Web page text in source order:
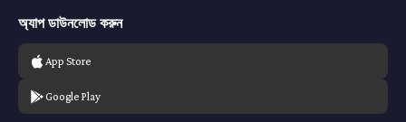
অ্যাপ ডাউনলোড করুন
App Store
Google Play